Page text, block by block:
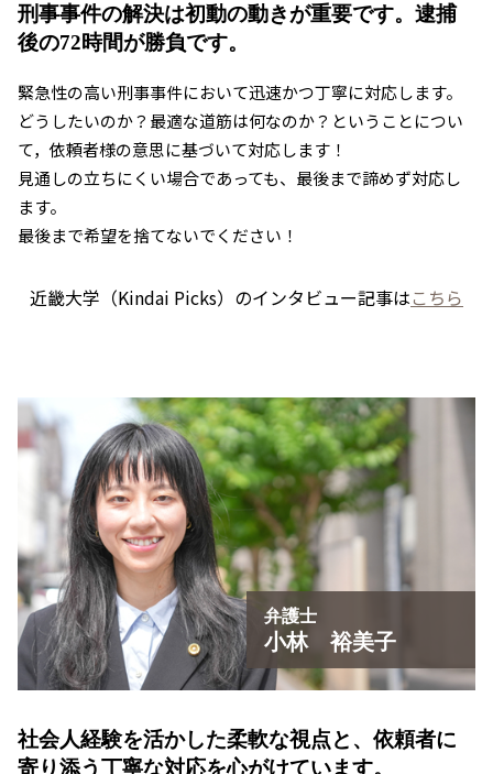
刑事事件の解決は初動の動きが重要です。 逮捕
後の72時間が勝負です。
緊急性の高い刑事事件において迅速かつ丁寧に対応します。
どうしたいのか？最適な道筋は何なのか？ということについ
て，依頼者様の意思に基づいて対応します！
見通しの立ちにくい場合であっても、最後まで諦めず対応し
ます。
最後まで希望を捨てないでください！
近畿大学（Kindai Picks）のインタビュー記事はこちら
弁護士
小林 裕美子
社会人経験を活かした柔軟な視点と、 依頼者に
寄り添う丁寧な対応を心がけています。